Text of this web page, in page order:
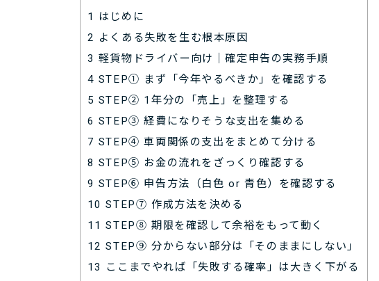
1 はじめに
2 よくある失敗を生む根本原因
3 軽貨物ドライバー向け｜確定申告の実務手順
4 STEP① まず「今年やるべきか」を確認する
5 STEP② 1年分の「売上」を整理する
6 STEP③ 経費になりそうな支出を集める
7 STEP④ 車両関係の支出をまとめて分ける
8 STEP⑤ お金の流れをざっくり確認する
9 STEP⑥ 申告方法（白色 or 青色）を確認する
10 STEP⑦ 作成方法を決める
11 STEP⑧ 期限を確認して余裕をもって動く
12 STEP⑨ 分からない部分は「そのままにしない」
13
ここまでやれば「失敗する確率」は大きく下がる